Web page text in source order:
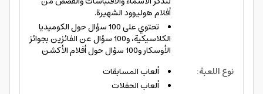
أفلام هوليوود الشهيرة.
تحتوي على 100 سؤال حول الكوميديا
الكلاسيكية، و100 سؤال عن الفائزين بجوائز
الأوسكار و100 سؤال حول أفلام الأكشن
نوع اللعبة:
ألعاب المسابقات
ألعاب الحفلات